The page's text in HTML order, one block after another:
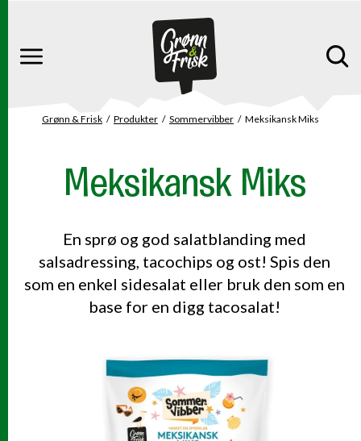
Du er her
Grønn & Frisk Produkter Sommervibber Meksikansk Miks
Meksikansk Miks
En sprø og god salatblanding med
salsadressing, tacochips og ost! Spis den
som en enkel sidesalat eller bruk den som en
base for en digg tacosalat!